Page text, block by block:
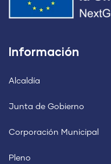
Información
Alcaldía
Junta de Gobierno
Corporación Municipal
Pleno